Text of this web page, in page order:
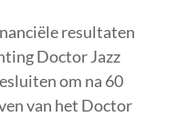
resultaten
Doctor Jazz
om na 60
van het Doctor